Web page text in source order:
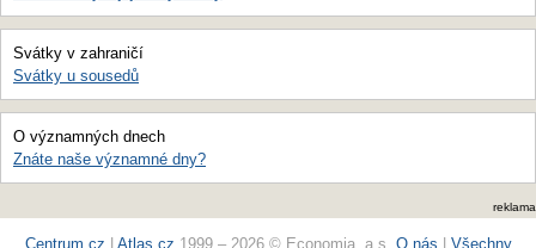
Svátky v zahraničí
Svátky u sousedů
O významných dnech
Znáte naše významné dny?
reklama
Centrum.cz Atlas.cz 1999 – 2026 © Economia, a.s. O nás Všechny